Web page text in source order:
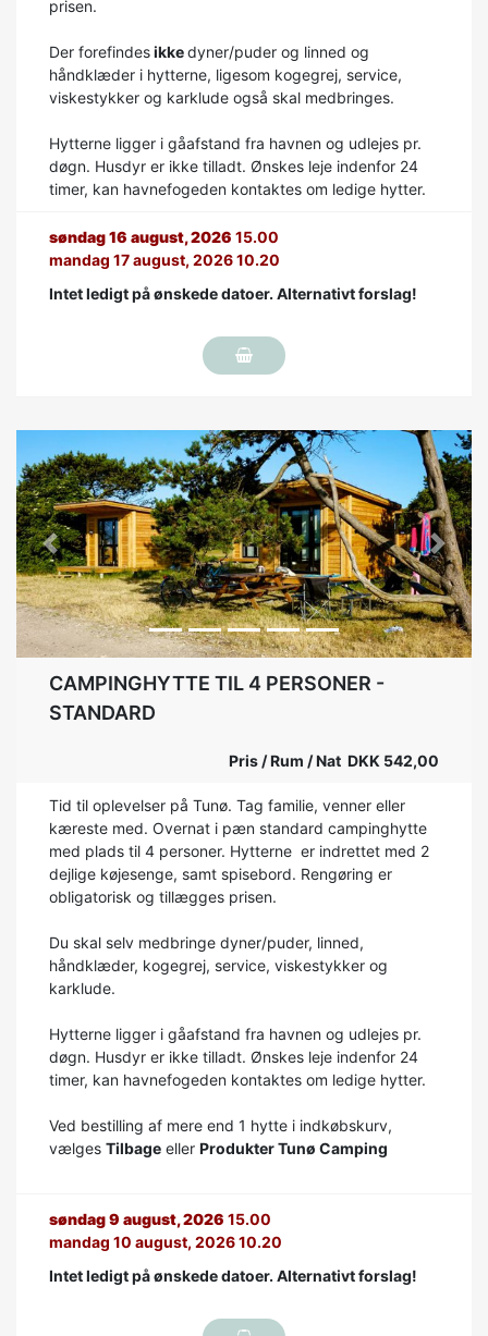
prisen.
Der forefindesikkedyner/puder og linned og
håndklæder i hytterne, ligesom kogegrej, service,
viskestykker og karklude også skal medbringes.
Hytterne ligger i gåafstand fra havnen og udlejes pr.
døgn. Husdyr er ikke tilladt. Ønskes leje indenfor 24
timer, kan havnefogeden kontaktes om ledige hytter.
søndag 16 august, 2026 15.00
mandag 17 august, 2026 10.20
Intet ledigt på ønskede datoer. Alternativt forslag!
Previous Next
CAMPINGHYTTE TIL 4 PERSONER -
STANDARD
Pris / Rum / Nat DKK 542,00
Tid til oplevelser på Tunø. Tag familie, venner eller
kæreste med. Overnat i pæn standard campinghytte
med plads til 4 personer. Hytterne er indrettet med 2
dejlige køjesenge, samt spisebord. Rengøring er
obligatorisk og tillægges prisen.
Du skal selv medbringe dyner/puder, linned,
håndklæder, kogegrej, service, viskestykker og
karklude.
Hytterne ligger i gåafstand fra havnen og udlejes pr.
døgn. Husdyr er ikke tilladt. Ønskes leje indenfor 24
timer, kan havnefogeden kontaktes om ledige hytter.
Ved bestilling af mere end 1 hytte i indkøbskurv,
vælges Tilbage eller Produkter Tunø Camping
søndag 9 august, 2026 15.00
mandag 10 august, 2026 10.20
Intet ledigt på ønskede datoer. Alternativt forslag!